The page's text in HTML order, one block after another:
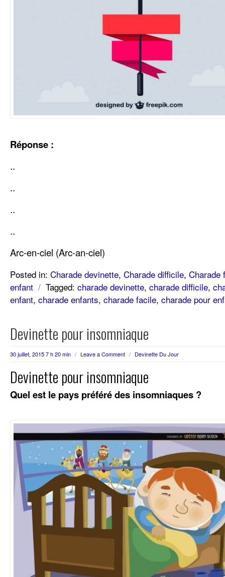
Réponse :
..
..
..
..
Arc-en-ciel (Arc-an-ciel)
Posted in: Charade devinette, Charade difficile, Charade
enfant / Tagged: charade devinette, charade difficile,
enfant, charade enfants, charade facile, charade pour
Devinette pour insomniaque
30 juillet, 2015 7 h 20 min / Leave a Comment / Devinette Du Jour
Devinette pour insomniaque
Quel est le pays préféré des insomniaques ?